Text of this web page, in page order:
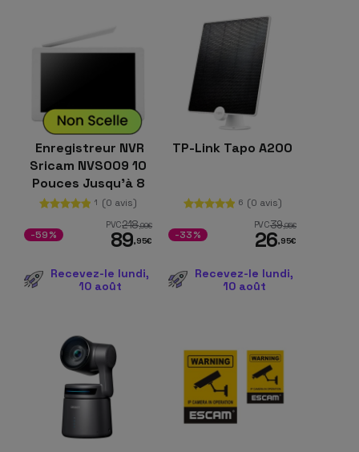
Enregistreur NVR
Sricam NVS009 10
Pouces Jusqu'à 8
Caméras Blanc
1 (0 avis)
PVC218,99€
89,95€
-59%
Recevez-le lundi,
10 août
TP-Link Tapo A200
6 (0 avis)
PVC39,95€
26,95€
-33%
Recevez-le lundi,
10 août